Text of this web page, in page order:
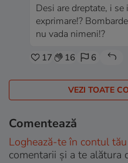
Desi are dreptate, i
exprimare!?
nu vada nimeni!?
17 16 6
VEZI TOATE
Comentează
Loghează-te în contul tău
comentarii și a te alătura